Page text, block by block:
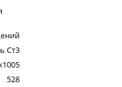
Ст3
528